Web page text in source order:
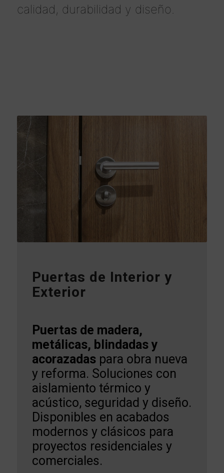
calidad, durabilidad y diseño.
Puertas de Interior y
Exterior
Puertas de madera,
metálicas, blindadas y
acorazadaspara obra nueva
y reforma. Soluciones con
aislamiento térmico y
acústico, seguridad y diseño.
Disponibles en acabados
modernos y clásicos para
proyectos residenciales y
comerciales.